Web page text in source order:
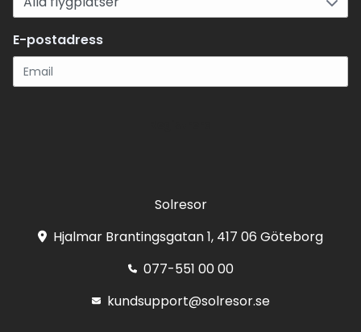
E-postadress
Solresor
Hjalmar Brantingsgatan 1, 417 06 Göteborg
077-551 00 00
kundsupport@solresor.se